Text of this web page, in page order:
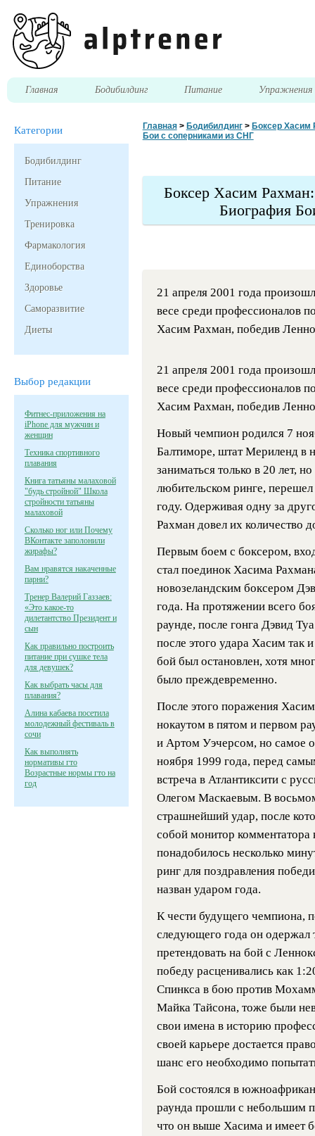
Главная Бодибилдинг Питание Упражнения
Категории
Бодибилдинг
Питание
Упражнения
Тренировка
Фармакология
Единоборства
Здоровье
Саморазвитие
Диеты
Выбор редакции
Фитнес-приложения на
iPhone для мужчин и
женщин
Техника спортивного
плавания
Книга татьяны малаховой
"будь стройной" Школа
стройности татьяны
малаховой
Сколько ног или Почему
ВКонтакте заполонили
жирафы?
Вам нравятся накаченные
парни?
Тренер Валерий Газзаев:
«Это какое-то
дилетантство Президент и
сын
Как правильно построить
питание при сушке тела
для девушек?
Как выбрать часы для
плавания?
Алина кабаева посетила
молодежный фестиваль в
сочи
Как выполнять
нормативы гто
Возрастные нормы гто на
год
Главная> Бодибилдинг> Боксер Хасим
Бои с соперниками из СНГ
Боксер Хасим
Биография
21 апреля 2001 года
весе среди профессионалов
Хасим Рахман, победив
21 апреля 2001 года
весе среди профессионалов
Хасим Рахман, победив
Новый чемпион родился 7
Балтиморе, штат Мериленд в
заниматься только в 20 лет,
любительском ринге,
году. Одерживая одну за
Рахман довел их количество
Первым боем с боксером,
стал поединок Хасима
новозеландским боксером
года. На протяжении всего
раунде, после гонга Дэвид
после этого удара Хасим так
бой был остановлен, хотя
было преждевременно.
После этого поражения
нокаутом в пятом и первом
и Артом Уэчерсом, но самое
ноября 1999 года, перед
встреча в Атлантиксити с
Олегом Маскаевым. В
страшнейший удар, после
собой монитор
понадобилось несколько
ринг для поздравления
назван ударом года.
К чести будущего чемпиона,
следующего года он одержал
претендовать на бой с
победу расценивались как
Спинкса в бою против
Майка Тайсона, тоже были
свои имена в историю
своей карьере достается
шанс его необходимо
Бой состоялся в
раунда прошли с небольшим
что он выше Хасима и имеет